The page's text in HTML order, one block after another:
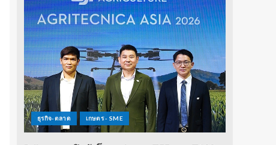
ธุรกิจ-ตลาด เกษตร - SME